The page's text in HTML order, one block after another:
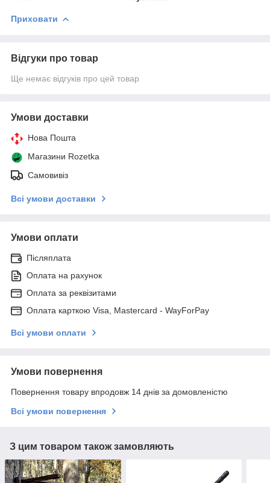
Приховати
Відгуки про товар
Ще немає відгуків про цей товар
Умови доставки
Нова Пошта
Магазини Rozetka
Самовивіз
Всі умови доставки
Умови оплати
Післяплата
Оплата на рахунок
Оплата за реквізитами
Оплата карткою Visa, Mastercard - WayForPay
Всі умови оплати
Умови повернення
Повернення товару впродовж 14 днів за домовленістю
Всі умови повернення
З цим товаром також замовляють